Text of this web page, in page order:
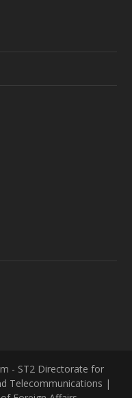
- ST2 Directorate for
Telecommunications |